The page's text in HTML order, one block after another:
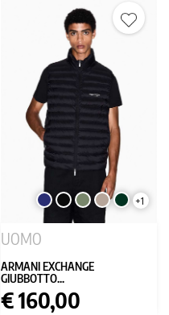
BLU
SCURO
NEROVERDE
MILITARE
TORTORA
VERDE
+1
UOMO
ARMANI EXCHANGE
GIUBBOTTO...
Prezzo
€ 160,00